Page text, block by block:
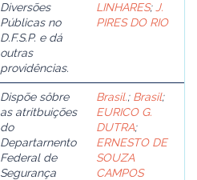
Diversões
Públicas no
D.F.S.P. e dá
outras
providências.
LINHARES; J.
PIRES DO RIO
Dispõe sôbre
as atritbuições
do
Departarnento
Federal de
Segurança
Brasil.; Brasil;
EURICO G.
DUTRA;
ERNESTO DE
SOUZA
CAMPOS